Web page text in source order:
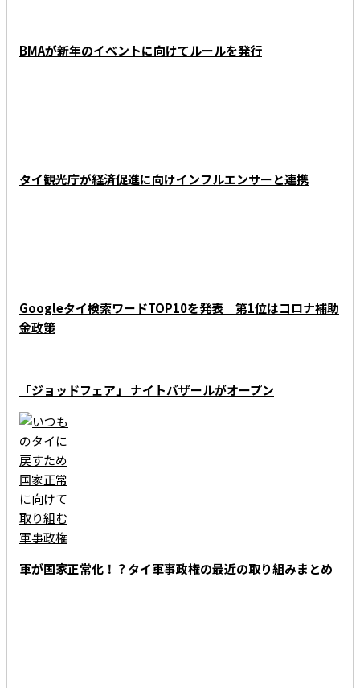
BMAが新年のイベントに向けてルールを発行
タイ観光庁が経済促進に向けインフルエンサーと連携
Googleタイ検索ワードTOP10を発表 第1位はコロナ補助
金政策
「ジョッドフェア」 ナイトバザールがオープン
軍が国家正常化！？タイ軍事政権の最近の取り組みまとめ